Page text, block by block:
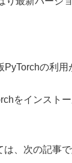
PyTorchの利用
をインストー
、次の記事で